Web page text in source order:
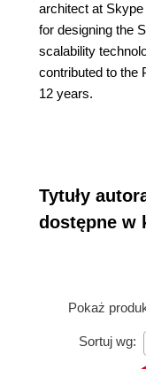
architect at
for designing the
scalability
contributed to the
12 years.
Tytuły
dostępne w
Pokaż
Sortuj wg: